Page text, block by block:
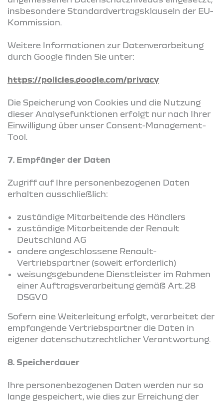
insbesondere Standardvertragsklauseln der EU-
Kommission.
Weitere Informationen zur Datenverarbeitung
durch Google finden Sie unter:
https://policies.google.com/privacy
Die Speicherung von Cookies und die Nutzung
dieser Analysefunktionen erfolgt nur nach Ihrer
Einwilligung über unser Consent-Management-
Tool.
7. Empfänger der Daten
Zugriff auf Ihre personenbezogenen Daten
erhalten ausschließlich:
zuständige Mitarbeitende des Händlers
zuständige Mitarbeitende der Renault
Deutschland AG
andere angeschlossene Renault-
Vertriebspartner (soweit erforderlich)
weisungsgebundene Dienstleister im Rahmen
einer Auftragsverarbeitung gemäß Art. 28
DSGVO
Sofern eine Weiterleitung erfolgt, verarbeitet der
empfangende Vertriebspartner die Daten in
eigener datenschutzrechtlicher Verantwortung.
8. Speicherdauer
Ihre personenbezogenen Daten werden nur so
lange gespeichert, wie dies zur Erreichung der